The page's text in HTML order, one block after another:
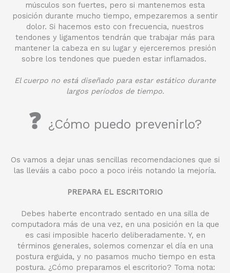
músculos son fuertes, pero si mantenemos esta
posición durante mucho tiempo, empezaremos a sentir
dolor. Si hacemos esto con frecuencia, nuestros
tendones y ligamentos tendrán que trabajar más para
mantener la cabeza en su lugar y ejerceremos presión
sobre los tendones que pueden estar inflamados.
El cuerpo no está diseñado para estar estático durante
largos períodos de tiempo.
❓ ¿Cómo puedo prevenirlo?
Os vamos a dejar unas sencillas recomendaciones que si
las lleváis a cabo poco a poco iréis notando la mejoría.
PREPARA EL ESCRITORIO
Debes haberte encontrado sentado en una silla de
computadora más de una vez, en una posición en la que
es casi imposible hacerlo deliberadamente. Y, en
términos generales, solemos comenzar el día en una
postura erguida, y no pasamos mucho tiempo en esta
postura. ¿Cómo preparamos el escritorio? Toma nota: